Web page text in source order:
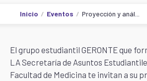
Inicio Eventos Proyección y anál...
El grupo estudiantil GERONTE que
LA Secretaría de Asuntos
Facultad de Medicina te invitan a su